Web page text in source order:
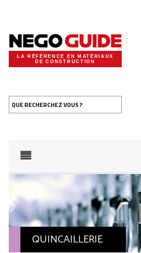
LA RÉFÉRENCE EN MATÉRIAUX
DE CONSTRUCTION
QUE RECHERCHEZ VOUS ?
QUINCAILLERIE